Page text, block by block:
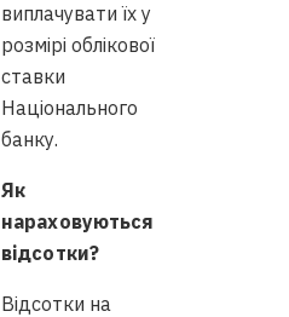
виплачувати їх у
розмірі облікової
ставки
Національного
банку.
Як
нараховуються
відсотки?
Відсотки на